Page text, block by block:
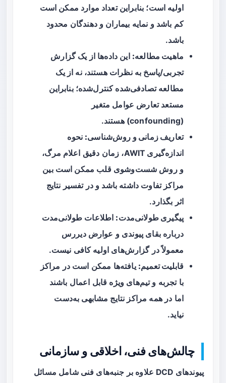
اولیه است؛ بنابراین تعداد موارد ممکن است
کم باشد و نمایه بیماران و دهندگان محدود
باشد.
ماهیت مطالعه: این داده‌ها از یک گزارش
تجربی/پاسخ به نظرات هستند، نه از یک
مطالعه تصادفی‌شده کنترل‌شده؛ بنابراین
مستعد تعارض عوامل متغیر
(confounding) هستند.
تعاریف زمانی و روش‌شناسی: نحوه
اندازه‌گیری AWIT، زمان دقیق اعلام مرگ،
و روش شست‌وشوی قلب ممکن است بین
مراکز تفاوت داشته باشد و در تفسیر نتایج
اثر بگذارد.
پیگیری طولانی‌مدت: اطلاعات طولانی‌مدت
درباره بقای پیوندی و عوارض دیررس
معمولاً در گزارش‌های اولیه کافی نیست.
قابلیت تعمیم: یافته‌ها ممکن است در مراکز
با تجربه و تیم‌های ویژه قابل اعمال باشند
اما در همه مراکز نتایج مشابهی به‌دست
نیاید.
چالش‌های فنی، اخلاقی و سازمانی
پیوندهای DCD علاوه بر جنبه‌های فنی شامل مسائل